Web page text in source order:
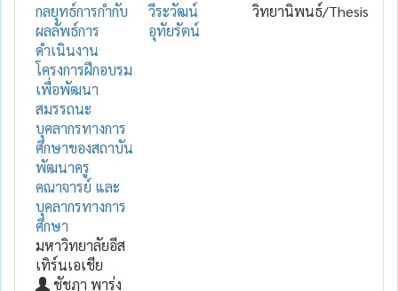
กลยุทธ์การกำกับ
ผลลัพธ์การ
ดำเนินงาน
โครงการฝึกอบรม
เพื่อพัฒนา
สมรรถนะ
บุคลากรทางการ
ศึกษาของสถาบัน
พัฒนาครู
คณาจารย์ และ
บุคลากรทางการ
ศึกษา
มหาวิทยาลัยอีส
เทิร์นเอเชีย
ชัชฎา พารุ่ง
วีระวัฒน์
อุทัยรัตน์
วิทยานิพนธ์/Thesis